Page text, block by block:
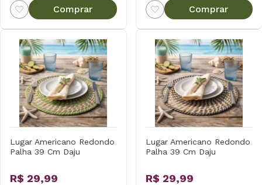
Comprar Comprar
Lugar Americano Redondo
Palha 39 Cm Daju
R$ 29,99
Lugar Americano Redondo
Palha 39 Cm Daju
R$ 29,99